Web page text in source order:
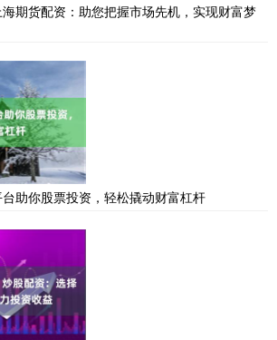
期货配资：助您把握市场先机，实现财富梦
助你股票投资，轻松撬动财富杠杆